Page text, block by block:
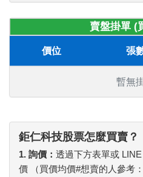
賣盤掛單 (
價位 張
暫無
鉅仁科技股票怎麼買賣？
1. 詢價： 透過下方表單或
價 （買價均價#想賣的人參考：